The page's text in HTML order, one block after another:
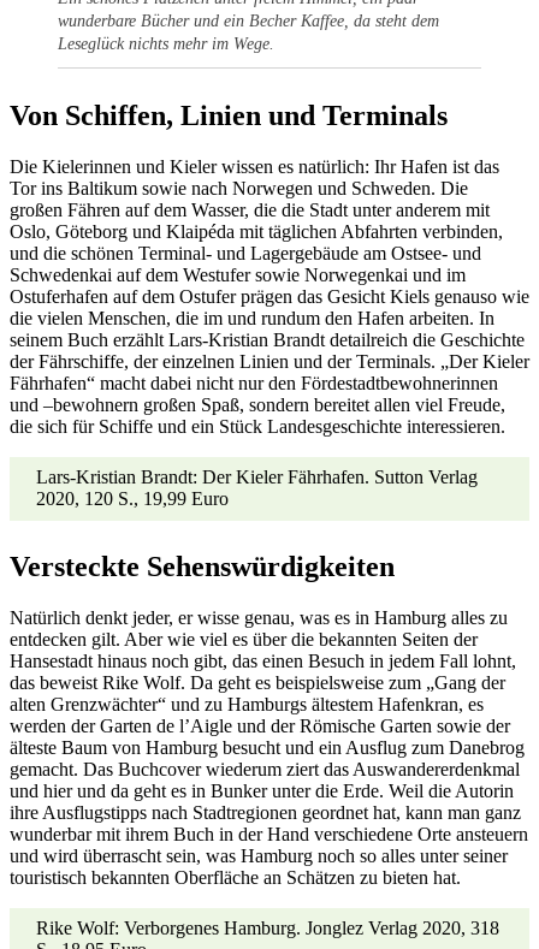
wunderbare Bücher und ein Becher Kaffee, da steht dem
Leseglück nichts mehr im Wege.
Von Schiffen, Linien und Terminals
Die Kielerinnen und Kieler wissen es natürlich: Ihr Hafen ist das
Tor ins Baltikum sowie nach Norwegen und Schweden. Die
großen Fähren auf dem Wasser, die die Stadt unter anderem mit
Oslo, Göteborg und Klaipéda mit täglichen Abfahrten verbinden,
und die schönen Terminal- und Lagergebäude am Ostsee- und
Schwedenkai auf dem Westufer sowie Norwegenkai und im
Ostuferhafen auf dem Ostufer prägen das Gesicht Kiels genauso wie
die vielen Menschen, die im und rundum den Hafen arbeiten. In
seinem Buch erzählt Lars-Kristian Brandt detailreich die Geschichte
der Fährschiffe, der einzelnen Linien und der Terminals. „Der Kieler
Fährhafen“ macht dabei nicht nur den Fördestadtbewohnerinnen
und –bewohnern großen Spaß, sondern bereitet allen viel Freude,
die sich für Schiffe und ein Stück Landesgeschichte interessieren.
Lars-Kristian Brandt: Der Kieler Fährhafen. Sutton Verlag
2020, 120 S., 19,99 Euro
Versteckte Sehenswürdigkeiten
Natürlich denkt jeder, er wisse genau, was es in Hamburg alles zu
entdecken gilt. Aber wie viel es über die bekannten Seiten der
Hansestadt hinaus noch gibt, das einen Besuch in jedem Fall lohnt,
das beweist Rike Wolf. Da geht es beispielsweise zum „Gang der
alten Grenzwächter“ und zu Hamburgs ältestem Hafenkran, es
werden der Garten de l’Aigle und der Römische Garten sowie der
älteste Baum von Hamburg besucht und ein Ausflug zum Danebrog
gemacht. Das Buchcover wiederum ziert das Auswandererdenkmal
und hier und da geht es in Bunker unter die Erde. Weil die Autorin
ihre Ausflugstipps nach Stadtregionen geordnet hat, kann man ganz
wunderbar mit ihrem Buch in der Hand verschiedene Orte ansteuern
und wird überrascht sein, was Hamburg noch so alles unter seiner
touristisch bekannten Oberfläche an Schätzen zu bieten hat.
Rike Wolf: Verborgenes Hamburg. Jonglez Verlag 2020, 318